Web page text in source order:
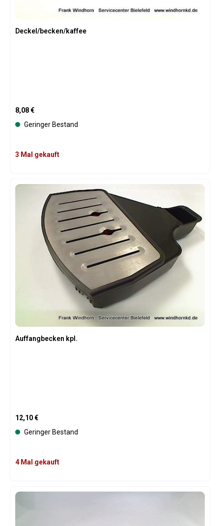
Deckel/becken/kaffee
Regulärer Preis:
8,08 €
Geringer Bestand
3 Mal gekauft
Auffangbecken kpl.
Regulärer Preis:
12,10 €
Geringer Bestand
4 Mal gekauft